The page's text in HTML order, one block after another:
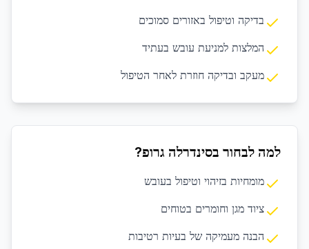
בדיקה וטיפול באזורים סמוכים
המלצות למניעת עובש בעתיד
מעקב ובדיקה חוזרת לאחר הטיפול
למה לבחור בסינדרלה גרופ?
מומחיות בזיהוי וטיפול בעובש
ציוד מגן וחומרים בטוחים
הבנה מעמיקה של בעיות רטיבות